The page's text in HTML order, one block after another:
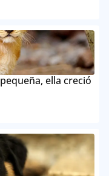
ella creció